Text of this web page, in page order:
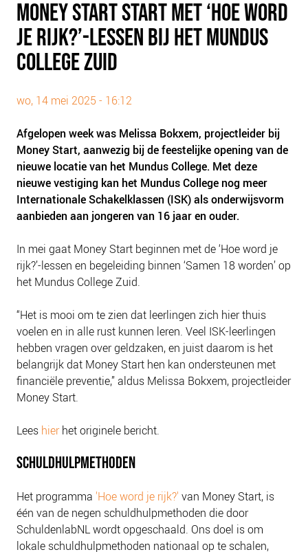
PLINKR NAZORG
SOCIALDEBT
DOORBRAAKMETHODE
DE VOORZIENINGENWIJZER
OVER ONS
VISIE EN MISSIE
HET TEAM
ONZE PARTNERS
IN DE MEDIA
OVER NCFG
NIEUWS
BLOGS
MONEY START START MET ‘HOE WORD
JE RIJK?’-LESSEN BIJ HET MUNDUS
COLLEGE ZUID
wo, 14 mei 2025 - 16:12
Afgelopen week was Melissa Bokxem, projectleider bij
Money Start, aanwezig bij de feestelijke opening van de
nieuwe locatie van het Mundus College. Met deze
nieuwe vestiging kan het Mundus College nog meer
Internationale Schakelklassen (ISK) als onderwijsvorm
aanbieden aan jongeren van 16 jaar en ouder.
In mei gaat Money Start beginnen met de ‘Hoe word je
rijk?’-lessen en begeleiding binnen ‘Samen 18 worden’ op
het Mundus College Zuid.
“Het is mooi om te zien dat leerlingen zich hier thuis
voelen en in alle rust kunnen leren. Veel ISK-leerlingen
hebben vragen over geldzaken, en juist daarom is het
belangrijk dat Money Start hen kan ondersteunen met
financiële preventie,” aldus Melissa Bokxem, projectleider
Money Start.
Lees hierhet originele bericht.
SCHULDHULPMETHODEN
Het programma 'Hoe word je rijk?' van Money Start, is
één van de negen schuldhulpmethoden die door
SchuldenlabNL wordt opgeschaald. Ons doel is om
lokale schuldhulpmethoden nationaal op te schalen,